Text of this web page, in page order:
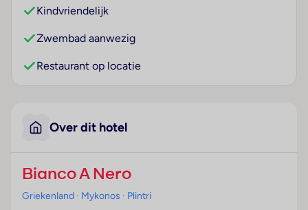
Kindvriendelijk
Zwembad aanwezig
Restaurant op locatie
Over dit hotel
Bianco A Nero
Griekenland · Mykonos · Plintri